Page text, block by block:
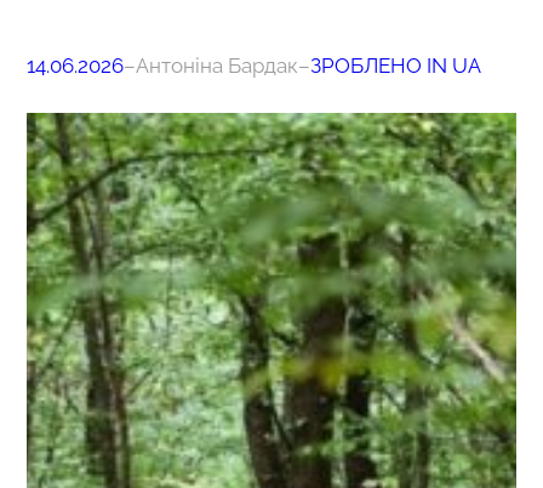
14.06.2026–Антоніна Бардак–ЗРОБЛЕНО IN UA